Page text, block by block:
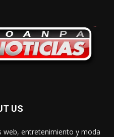
US
web, entretenimiento y moda